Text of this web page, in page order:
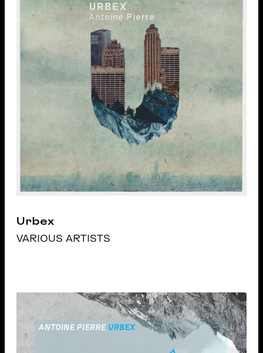
Urbex
VARIOUS ARTISTS